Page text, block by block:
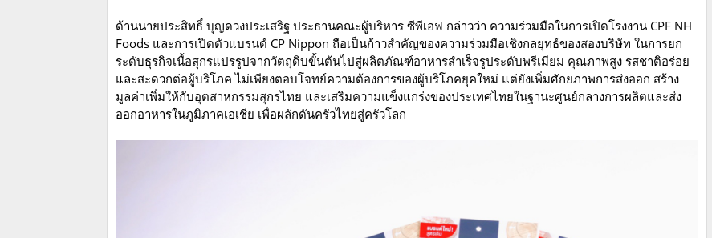
ด้านนายประสิทธิ์ บุญดวงประเสริฐ ประธานคณะผู้บริหาร ซีพีเอฟ กล่าวว่า ความร่วมมือในการเปิดโรงงาน CPF NH
Foods และการเปิดตัวแบรนด์ CP Nippon ถือเป็นก้าวสำคัญของความร่วมมือเชิงกลยุทธ์ของสองบริษัท ในการยก
ระดับธุรกิจเนื้อสุกรแปรรูปจากวัตถุดิบขั้นต้นไปสู่ผลิตภัณฑ์อาหารสำเร็จรูประดับพรีเมียม คุณภาพสูง รสชาติอร่อย
และสะดวกต่อผู้บริโภค ไม่เพียงตอบโจทย์ความต้องการของผู้บริโภคยุคใหม่ แต่ยังเพิ่มศักยภาพการส่งออก สร้าง
มูลค่าเพิ่มให้กับอุตสาหกรรมสุกรไทย และเสริมความแข็งแกร่งของประเทศไทยในฐานะศูนย์กลางการผลิตและส่ง
ออกอาหารในภูมิภาคเอเชีย เพื่อผลักดันครัวไทยสู่ครัวโลก